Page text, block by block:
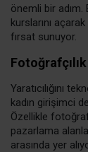
önemli bir adım.
kurslarını
fırsat sunuyor.
Yaratıcılığını
kadın girişimci
Özellikle
pazarlama
arasında yer